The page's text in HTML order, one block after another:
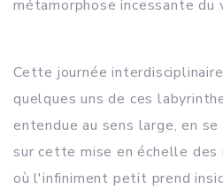
métamorphose incessante du
Cette journée
quelques uns de ces
entendue au sens large, en
sur cette mise en échelle
où l'infiniment petit prend